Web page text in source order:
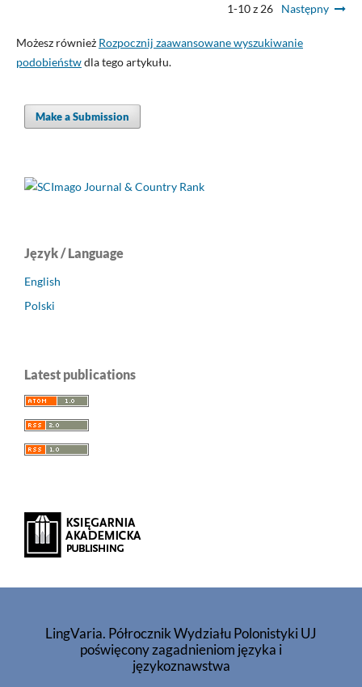
1-10 z 26 Następny
Możesz również Rozpocznij zaawansowane wyszukiwanie
podobieństwdla tego artykułu.
Make a Submission
Język / Language
English
Polski
Latest publications
LingVaria. Półrocznik Wydziału Polonistyki UJ
poświęcony zagadnieniom języka i
językoznawstwa